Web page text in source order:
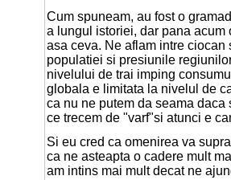
Cum spuneam, au fost o
a lungul istoriei, dar pana acum
asa ceva. Ne aflam intre
populatiei si presiunile
nivelului de trai imping
globala e limitata la nivelul de
ca nu ne putem da seama
ce trecem de "varf"si atunci e
Si eu cred ca omenirea va
ca ne asteapta o cadere mult
am intins mai mult decat ne